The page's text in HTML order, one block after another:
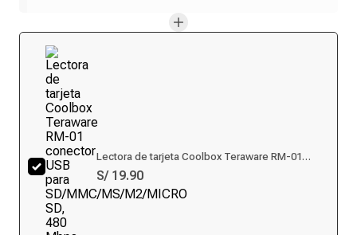
Lectora de tarjeta Coolbox Teraware RM-01
conector USB para SD/MMC/MS/M2/MICRO SD,
480 Mbps, luz led, negro
S/ 19.90